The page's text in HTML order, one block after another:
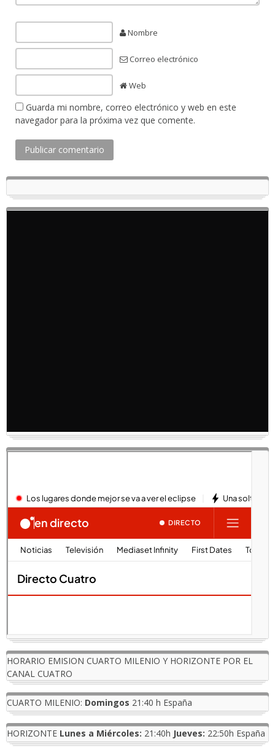
Nombre
Correo electrónico
Web
Guarda mi nombre, correo electrónico y web en este
navegador para la próxima vez que comente.
HORARIO EMISION CUARTO MILENIO Y HORIZONTE POR EL
CANAL CUATRO
CUARTO MILENIO: Domingos 21:40 h España
HORIZONTE Lunes a Miércoles: 21:40h Jueves: 22:50h España